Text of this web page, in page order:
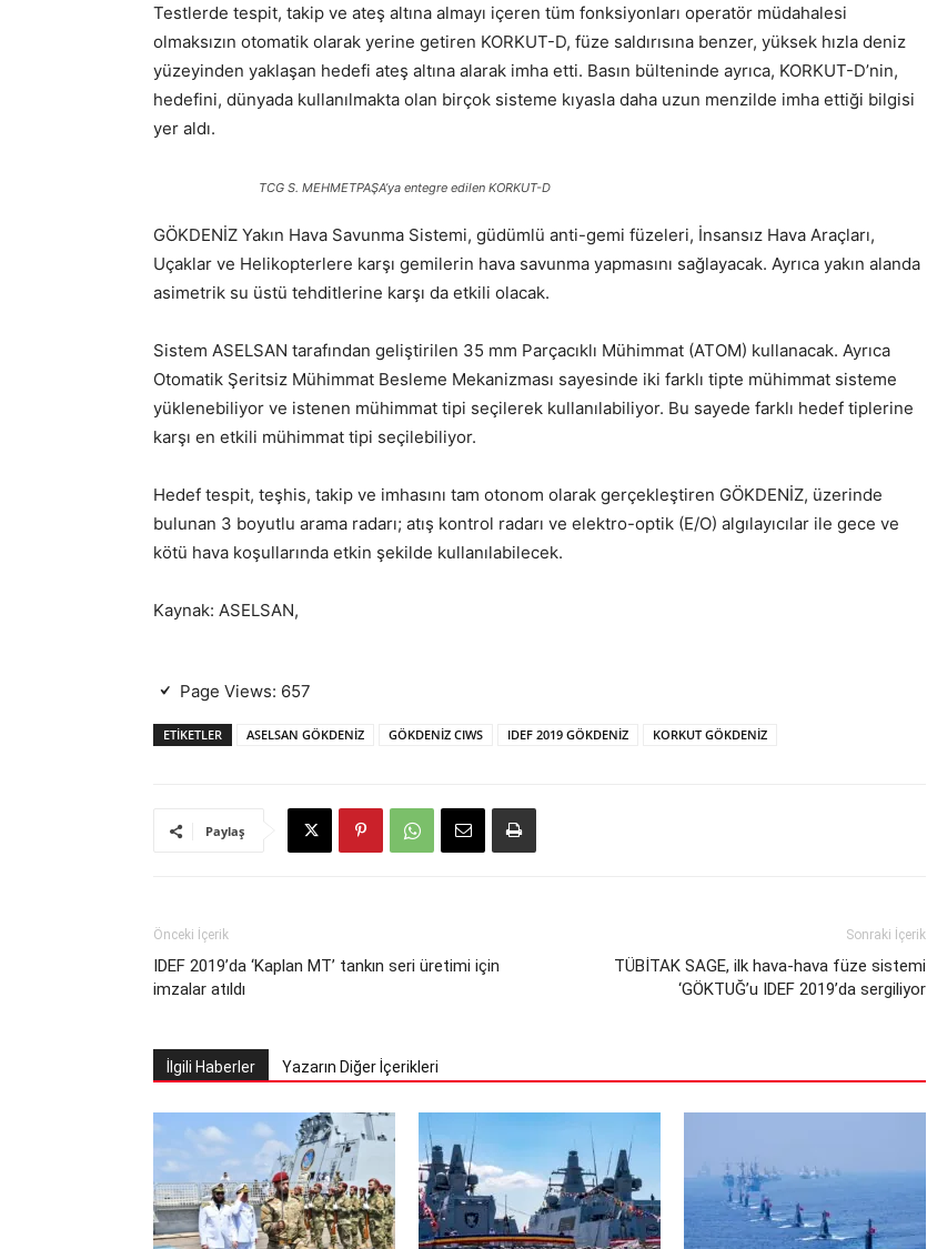
Testlerde tespit, takip ve ateş altına almayı içeren tüm fonksiyonları operatör müdahalesi
olmaksızın otomatik olarak yerine getiren KORKUT-D, füze saldırısına benzer, yüksek hızla deniz
yüzeyinden yaklaşan hedefi ateş altına alarak imha etti. Basın bülteninde ayrıca, KORKUT-D’nin,
hedefini, dünyada kullanılmakta olan birçok sisteme kıyasla daha uzun menzilde imha ettiği bilgisi
yer aldı.
TCG S. MEHMETPAŞA’ya entegre edilen KORKUT-D
GÖKDENİZ Yakın Hava Savunma Sistemi, güdümlü anti-gemi füzeleri, İnsansız Hava Araçları,
Uçaklar ve Helikopterlere karşı gemilerin hava savunma yapmasını sağlayacak. Ayrıca yakın alanda
asimetrik su üstü tehditlerine karşı da etkili olacak.
Sistem ASELSAN tarafından geliştirilen 35 mm Parçacıklı Mühimmat (ATOM) kullanacak. Ayrıca
Otomatik Şeritsiz Mühimmat Besleme Mekanizması sayesinde iki farklı tipte mühimmat sisteme
yüklenebiliyor ve istenen mühimmat tipi seçilerek kullanılabiliyor. Bu sayede farklı hedef tiplerine
karşı en etkili mühimmat tipi seçilebiliyor.
Hedef tespit, teşhis, takip ve imhasını tam otonom olarak gerçekleştiren GÖKDENİZ, üzerinde
bulunan 3 boyutlu arama radarı; atış kontrol radarı ve elektro-optik (E/O) algılayıcılar ile gece ve
kötü hava koşullarında etkin şekilde kullanılabilecek.
Kaynak: ASELSAN,
Page Views: 657
ETIKETLER ASELSAN GÖKDENİZ GÖKDENİZ CIWS IDEF 2019 GÖKDENİZ KORKUT GÖKDENİZ
Paylaş
Önceki İçerik
IDEF 2019’da ‘Kaplan MT’ tankın seri üretimi için
imzalar atıldı
Sonraki İçerik
TÜBİTAK SAGE, ilk hava-hava füze sistemi
‘GÖKTUĞ’u IDEF 2019’da sergiliyor
İlgili Haberler Yazarın Diğer İçerikleri